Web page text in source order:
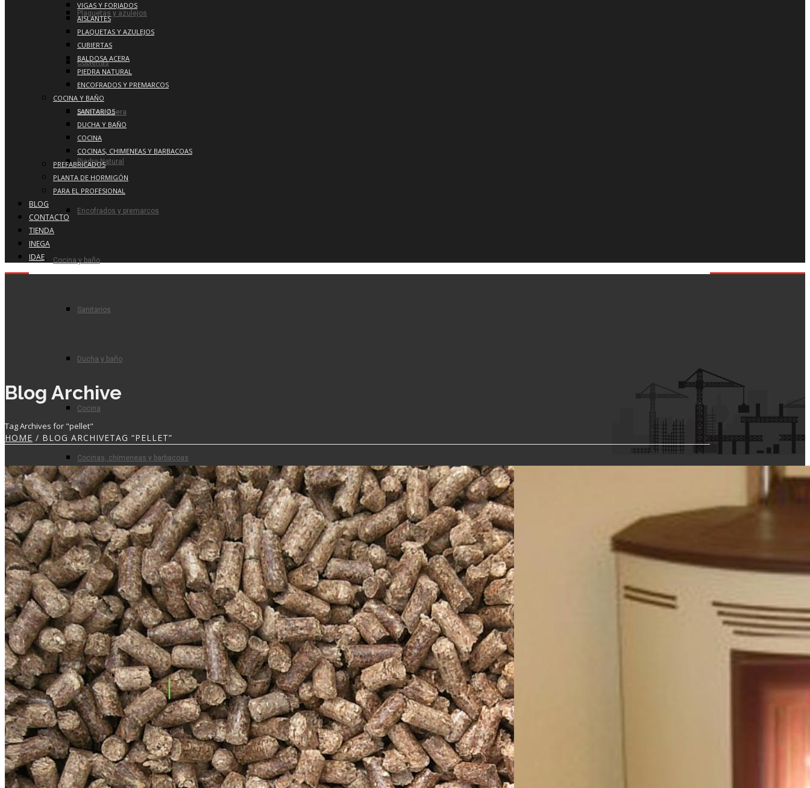
Plaquetas y azulejos
Cubiertas
Baldosa Acera
Piedra Natural
Encofrados y premarcos
Cocina y baño
Sanitarios
Ducha y baño
Cocina
Cocinas, chimeneas y barbacoas
Prefabricados
Planta de hormigón
Para el profesional
VIGAS Y FORJADOS
AISLANTES
PLAQUETAS Y AZULEJOS
CUBIERTAS
BALDOSA ACERA
PIEDRA NATURAL
ENCOFRADOS Y PREMARCOS
COCINA Y BAÑO
SANITARIOS
DUCHA Y BAÑO
COCINA
COCINAS, CHIMENEAS Y BARBACOAS
PREFABRICADOS
PLANTA DE HORMIGÓN
PARA EL PROFESIONAL
BLOG
CONTACTO
TIENDA
INEGA
IDAE
Blog Archive
Tag Archives for "pellet"
HOME / BLOG ARCHIVETAG “PELLET”